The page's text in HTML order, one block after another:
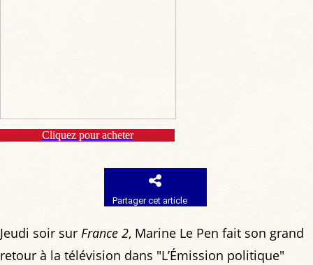
Cliquez pour acheter
Partager cet article
Jeudi soir sur France 2, Marine Le Pen fait son grand
retour à la télévision dans "L’Émission politique"